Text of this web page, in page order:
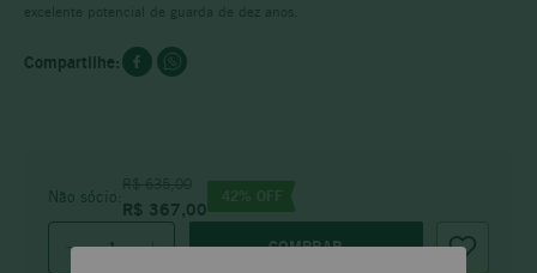
excelente potencial de guarda de dez anos.
Não sócio:
R$ 367,00
42 % OFF
COMPRAR